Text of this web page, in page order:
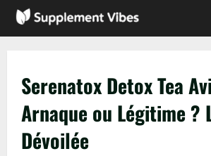
Passer
Serenatox Detox Tea
Arnaque ou Légitime ?
Dévoilée